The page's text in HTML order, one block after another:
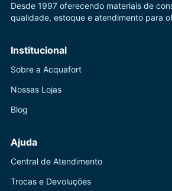
Desde 1997 oferecendo materiais de
qualidade, estoque e atendimento para
Institucional
Sobre a Acquafort
Nossas Lojas
Blog
Ajuda
Central de Atendimento
Trocas e Devoluções